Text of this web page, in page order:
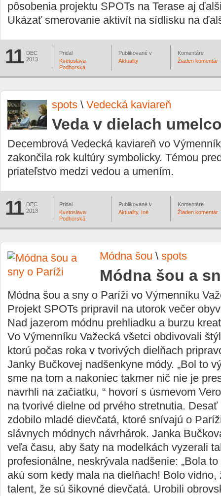
pôsobenia projektu SPOTs na Terase aj
Ukázať smerovanie aktivít na sídlisku na
11
DEC
2013
Pridal
Kvetoslava
Podhorská
Publikované v
Aktuality
Komentáre
Žiaden komentár
spots \ Vedecká kaviareň
Veda v dielach
Decembrová Vedecká kaviareň vo
zakončila rok kultúry symbolicky. Témou
priateľstvo medzi vedou a umením.
11
DEC
2013
Pridal
Kvetoslava
Podhorská
Publikované v
Aktuality, Iné
Komentáre
Žiaden komentár
Módna šou \ spots
Módna šou a
Módna šou a sny o Paríži vo Výmenníku
Projekt SPOTs pripravil na utorok večer
Nad jazerom módnu prehliadku a burzu
Vo Výmenníku Važecká všetci obdivovali
ktorú počas roka v tvorivých dielňach
Janky Bučkovej nadšenkyne módy. „Bol to
sme na tom a nakoniec takmer nič nie je
navrhli na začiatku, “ hovorí s úsmevom
na tvorivé dielne od prvého stretnutia.
zdobilo mladé dievčatá, ktoré snívajú o
slávnych módnych návrhárok. Janka
veľa času, aby šaty na modelkách vyzerali
profesionálne, neskrývala nadšenie: „Bola
akú som kedy mala na dielňach! Bolo vidno,
talent, že sú šikovné dievčatá. Urobili